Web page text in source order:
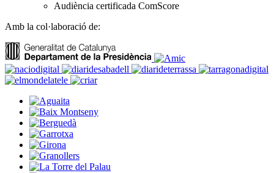
Audiència certificada ComScore
Amb la col·laboració de: